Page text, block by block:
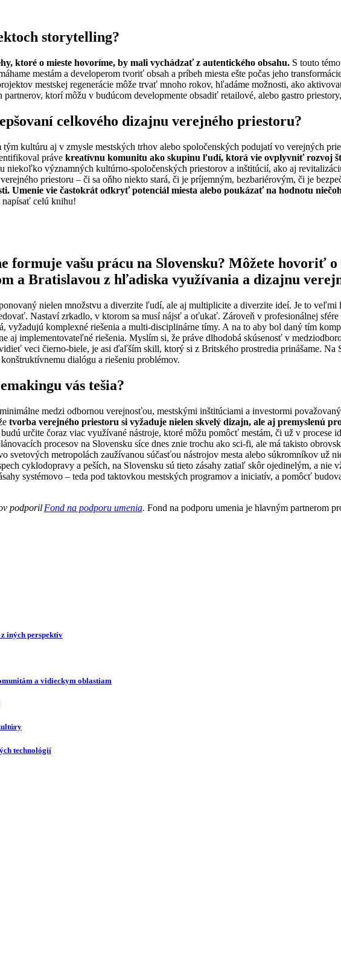
storytelling?
ktoré o mieste hovoríme, by mali vychádzať z autentického obsahu. S touto
mestám a developerom tvoriť obsah a príbeh miesta ešte počas jeho
mestskej regenerácie môže trvať mnoho rokov, hľadáme možnosti, ako
ktorí môžu v budúcom developmente obsadiť retailové, alebo gastro
celkového dizajnu verejného priestoru?
kultúru aj v zmysle mestských trhov alebo spoločenských podujatí vo verejných
práve kreatívnu komunitu ako skupinu ľudí, ktorá vie ovplyvniť rozvoj
niekoľko významných kultúrno-spoločenských priestorov a inštitúcií, ako aj
priestoru – či sa oňho niekto stará, či je príjemným, bezbariérovým, či je
Umenie vie častokrát odkryť potenciál miesta alebo poukázať na hodnotu
napísať celú knihu!
formuje vašu prácu na Slovensku? Môžete hovoriť
a Bratislavou z hľadiska využívania a dizajnu
nielen množstvu a diverzite ľudí, ale aj multiplicite a diverzite ideí. Je to veľmi
Nastaví zrkadlo, v ktorom sa musí nájsť a oťukať. Zároveň v profesionálnej
vyžadujú komplexné riešenia a multi-disciplinárne tímy. A na to aby bol daný tím
implementovateľné riešenia. Myslím si, že práve dlhodobá skúsenosť v
veci čierno-biele, je asi ďaľším skill, ktorý si z Britského prostredia prinášame. Na
dialógu a riešeniu problémov.
vás tešia?
medzi odbornou verejnosťou, mestskými inštitúciami a investormi
tvorba verejného priestoru si vyžaduje nielen skvelý dizajn, ale aj premyslenú
určite čoraz viac využívané nástroje, ktoré môžu pomôcť mestám, či už v procese
procesov na Slovensku síce dnes znie trochu ako sci-fi, ale má takisto
svetových metropolách zaužívanou súčasťou nástrojov mesta alebo súkromníkov
cyklodopravy a peších, na Slovensku sú tieto zásahy zatiaľ skôr ojedinelým, a nie
systémovo – teda pod taktovkou mestských programov a iniciatív, a pomôcť
podporil Fond na podporu umenia. Fond na podporu umenia je hlavným partnerom
iných perspektív
a vidieckym oblastiam
technológií